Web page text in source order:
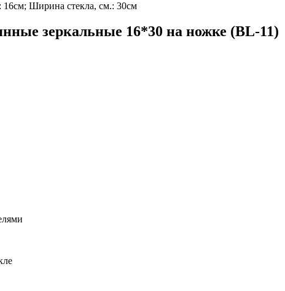
Ширина стекла, см.: 30см
зеркальные 16*30 на ножке (BL-11)